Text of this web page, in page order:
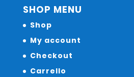
SHOP MENU
Shop
My account
Checkout
Carrello